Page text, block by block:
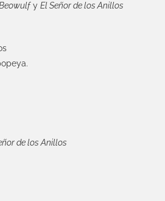
y El Señor de los Anillos
de los Anillos